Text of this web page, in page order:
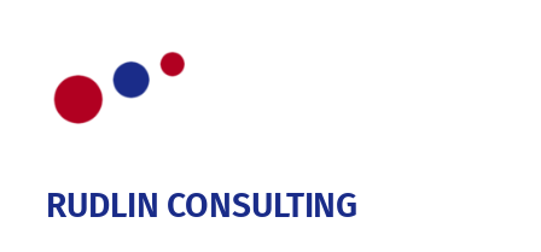
RUDLIN CONSULTING